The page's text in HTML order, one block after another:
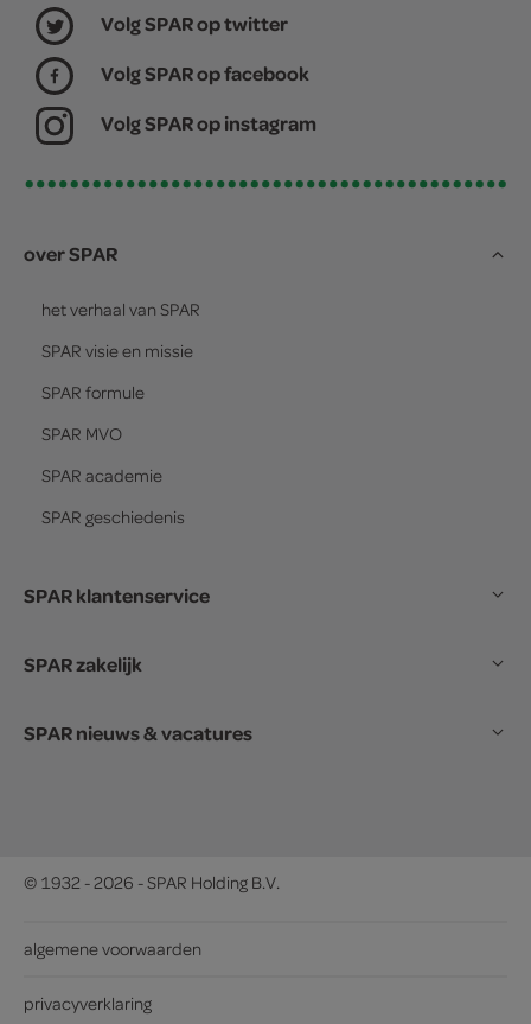
Volg SPAR op twitter
Volg SPAR op facebook
Volg SPAR op instagram
over SPAR
het verhaal van SPAR
SPAR visie en missie
SPAR formule
SPAR MVO
SPAR academie
SPAR geschiedenis
SPAR klantenservice
SPAR zakelijk
SPAR nieuws & vacatures
© 1932 - 2026 - SPAR Holding B.V.
algemene voorwaarden
privacyverklaring